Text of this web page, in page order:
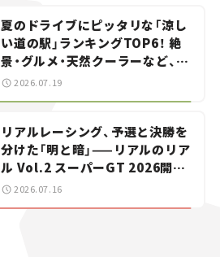
夏のドライブにピッタリな「涼し
い道の駅」ランキングTOP6！ 絶
景・グルメ・天然クーラーなど、避
暑におすすめのスポットを紹介
【道の駅マニアの推し駅ガイド】
2026.07.19
リアルレーシング、予選と決勝を
分けた「明と暗」——リアルのリア
ル Vol.2 スーパーGT 2026開幕
戦 岡山国際サーキット
2026.07.16